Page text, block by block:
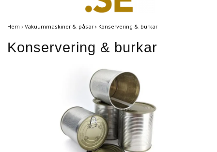
Hem › Vakuummaskiner & påsar › Konservering & burkar
Konservering & burkar